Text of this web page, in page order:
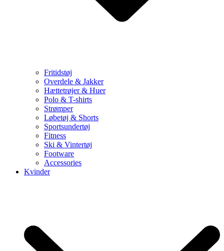
Fritidstøj
Overdele & Jakker
Hættetrøjer & Huer
Polo & T-shirts
Strømper
Løbetøj & Shorts
Sportsundertøj
Fitness
Ski & Vintertøj
Footware
Accessories
Kvinder